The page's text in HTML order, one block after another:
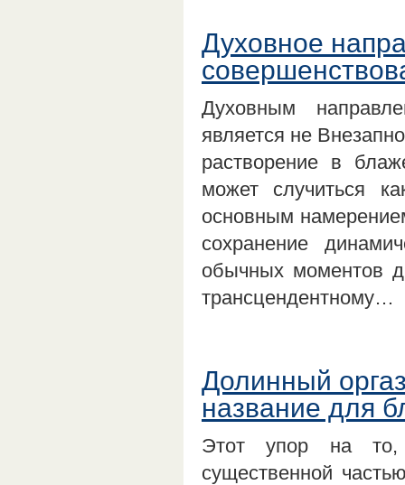
Духовное
Духовным
является не
растворение в
может случиться
основным
сохранение
обычных моментов
трансцендентному…
Долинный
название для
Этот упор на то,
существенной